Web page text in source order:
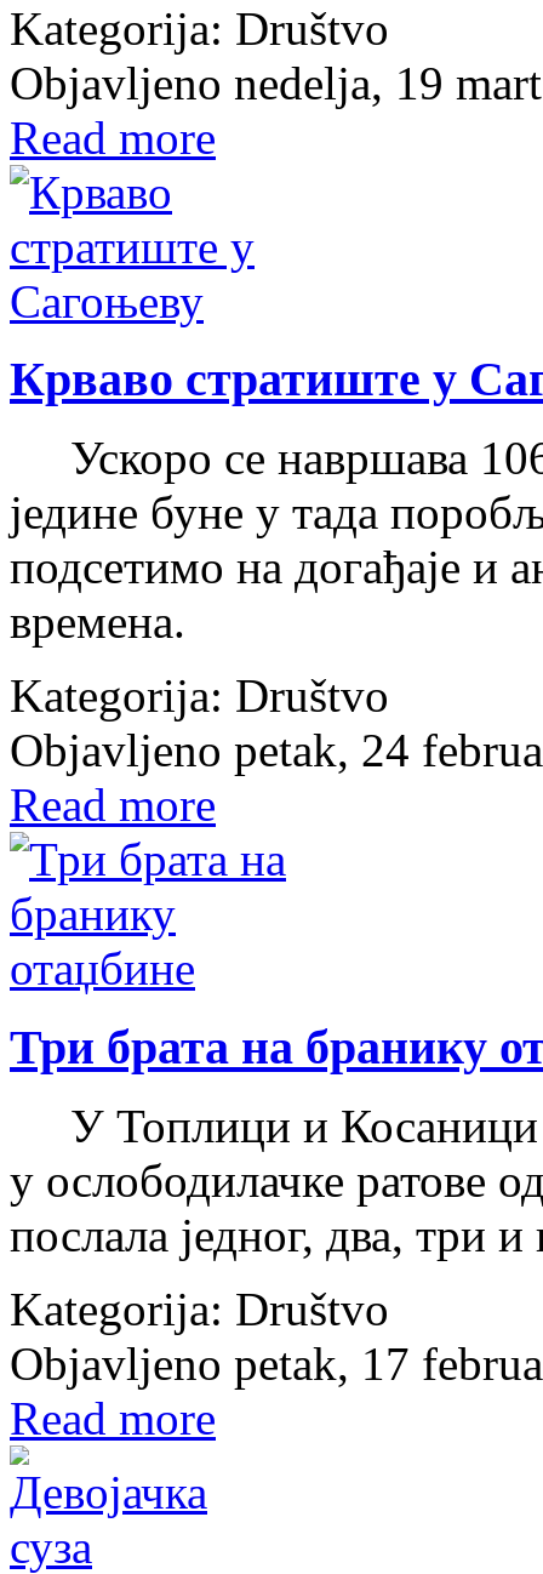
Kategorija: Društvo
Objavljeno nedelja, 19
Read more
Крваво стратиште у
Ускоро се навршава
једине буне у тада
подсетимо на догађаје и
времена.
Kategorija: Društvo
Objavljeno petak, 24
Read more
Три брата на бранику
У Топлици и Косаници
у ослободилачке ратове
послала једног, два, три
Kategorija: Društvo
Objavljeno petak, 17
Read more